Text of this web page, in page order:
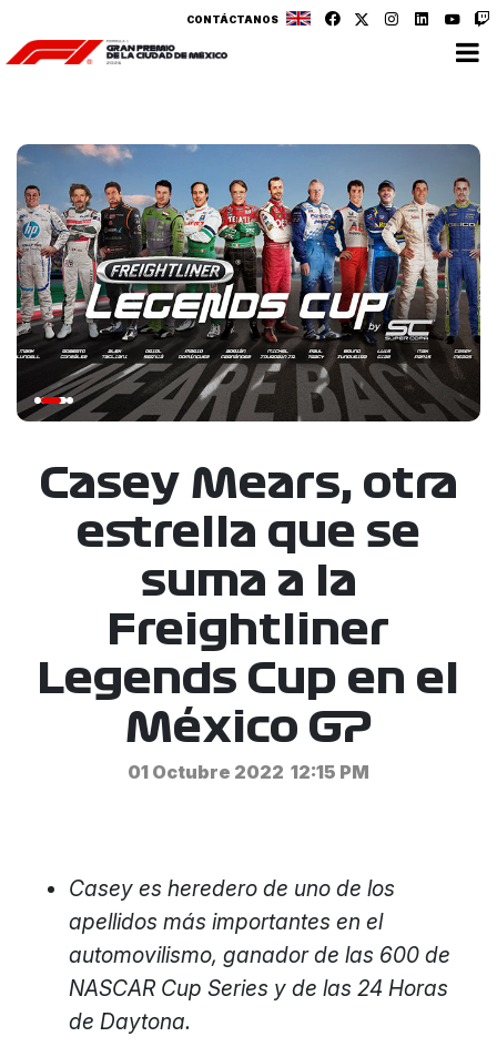
CONTÁCTANOS
Casey Mears, otra
estrella que se
suma a la
Freightliner
Legends Cup en el
México GP
01 Octubre 2022 12:15 PM
Casey es heredero de uno de los
apellidos más importantes en el
automovilismo, ganador de las 600 de
NASCAR Cup Series y de las 24 Horas
de Daytona.